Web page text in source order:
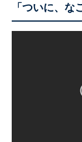
「ついに、な